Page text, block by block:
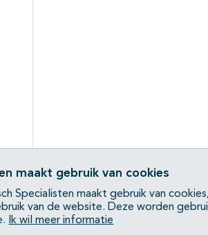
maakt gebruik van cookies
Specialisten maakt gebruik van
van de website. Deze worden
Ik wil meer informatie